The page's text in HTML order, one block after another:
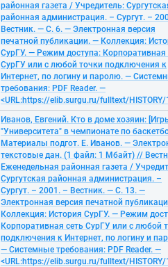
районная газета / Учредитель:
районная администрация. – Сургут. –
Вестник. — С. 6. — Электронная версия
печатной публикации. — Коллекция:
СурГУ. — Режим доступа: Корпоративная
СурГУ или с любой точки подключения к
Интернет, по логину и паролю. —
требования: PDF Reader. —
<URL:https://elib.surgu.ru/fulltext/HISTORY/
Иванов, Евгений. Кто в доме хозяин:
"Университета" в чемпионате по
Материалы подгот. Е. Иванов. —
текстовые дан. (1 файл: 1 Мбайт) //
Еженедельная районная газета /
Сургутская районная администрация. –
Сургут. – 2001. – Вестник. — С. 13. —
Электронная версия печатной
Коллекция: История СурГУ. — Режим
Корпоративная сеть СурГУ или с любой
подключения к Интернет, по логину и
— Системные требования: PDF Reader. —
<URL:https://elib.surgu.ru/fulltext/HISTORY/